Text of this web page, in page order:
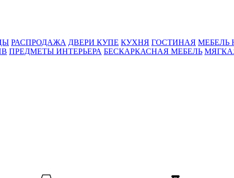
РАСПРОДАЖА ДВЕРИ КУПЕ КУХНЯ ГОСТИНАЯ МЕБЕЛЬ
ПРЕДМЕТЫ ИНТЕРЬЕРА БЕСКАРКАСНАЯ МЕБЕЛЬ